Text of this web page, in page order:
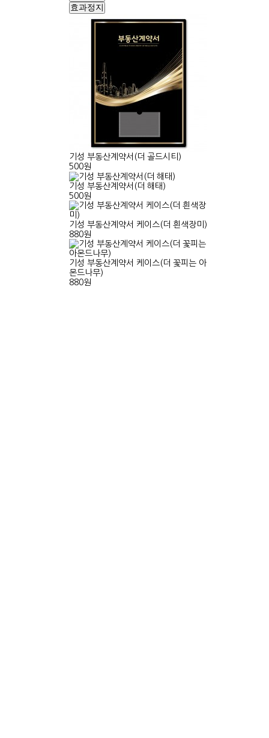
효과정지
기성 부동산계약서(더 골드시티)
500원
기성 부동산계약서(더 해태)
500원
기성 부동산계약서 케이스(더 흰색장미)
880원
기성 부동산계약서 케이스(더 꽃피는 아
몬드나무)
880원